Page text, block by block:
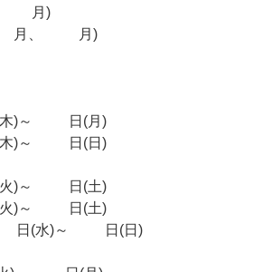
11月)
8月、11月)
)～17日(月)
)～21日(日)
)～23日(土)
)～29日(土)
(水)～22日(日)